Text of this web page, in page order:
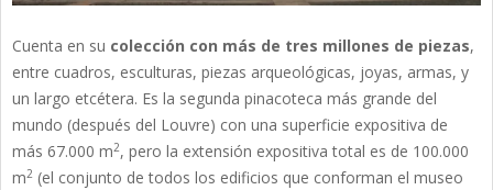
Cuenta en su colección con más de tres millones de piezas,
entre cuadros, esculturas, piezas arqueológicas, joyas, armas, y
un largo etcétera. Es la segunda pinacoteca más grande del
mundo (después del Louvre) con una superficie expositiva de
más 67.000 m2, pero la extensión expositiva total es de 100.000
m2 (el conjunto de todos los edificios que conforman el museo